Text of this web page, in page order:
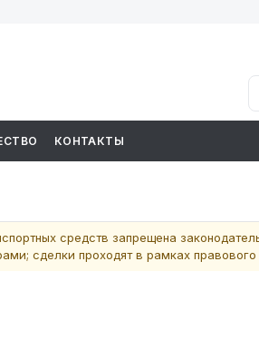
КОНТАКТЫ
средств запрещена
сделки проходят в рамках